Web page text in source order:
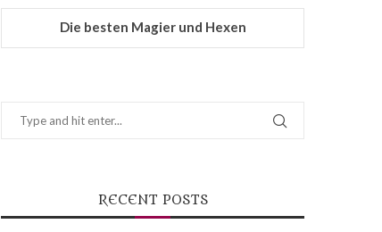
Die besten Magier und Hexen
RECENT POSTS